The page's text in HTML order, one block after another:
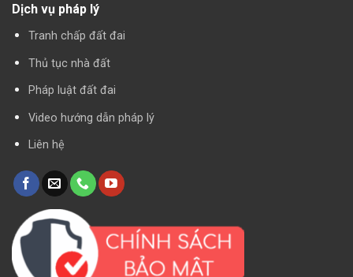
Dịch vụ pháp lý
Tranh chấp đất đai
Thủ tục nhà đất
Pháp luật đất đai
Video hướng dẫn pháp lý
Liên hệ